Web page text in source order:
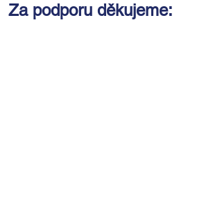
Za podporu děkujeme: